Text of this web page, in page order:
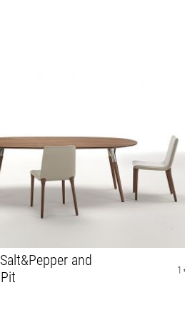
Salt&Pepper and
Pit
1